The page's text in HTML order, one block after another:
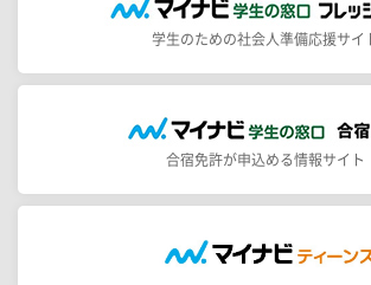
学生のための社会人準備応援サイ
合宿免許が申込める情報サイト